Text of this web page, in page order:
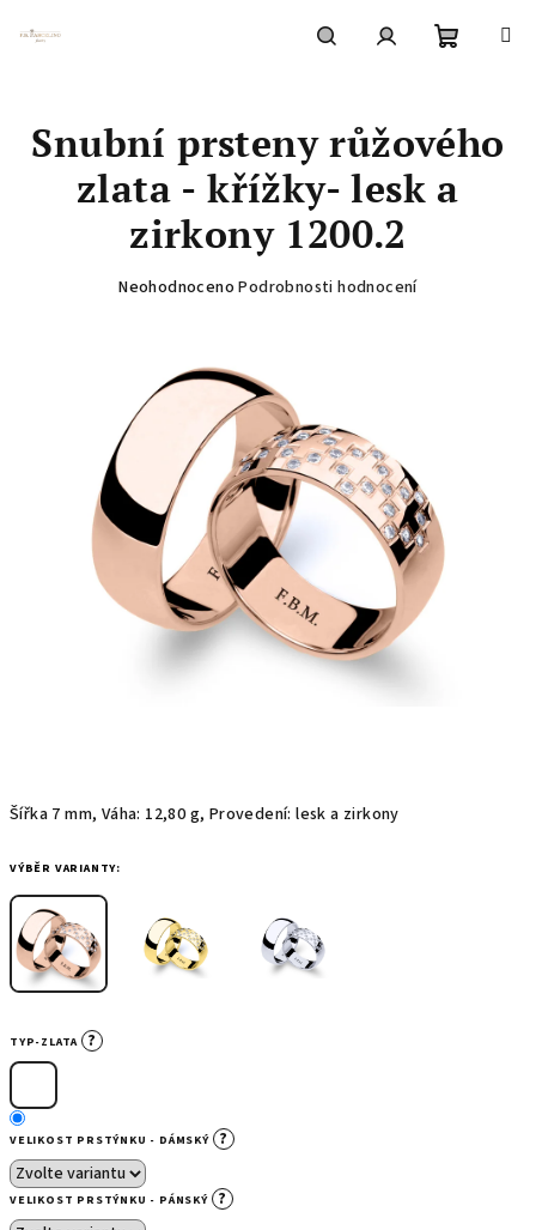
košík
Šířka 7 mm, Váha: 12,80 g, Provedení: lesk a zirkony
VÝBĚR VARIANTY:
TYP-ZLATA ?
VELIKOST PRSTÝNKU - DÁMSKÝ ?
VELIKOST PRSTÝNKU - PÁNSKÝ ?
Snubní prsteny růžového
zlata - křížky- lesk a
zirkony 1200.2
Průměrné
5
hvězdiček.
Neohodnoceno Podrobnosti hodnocení